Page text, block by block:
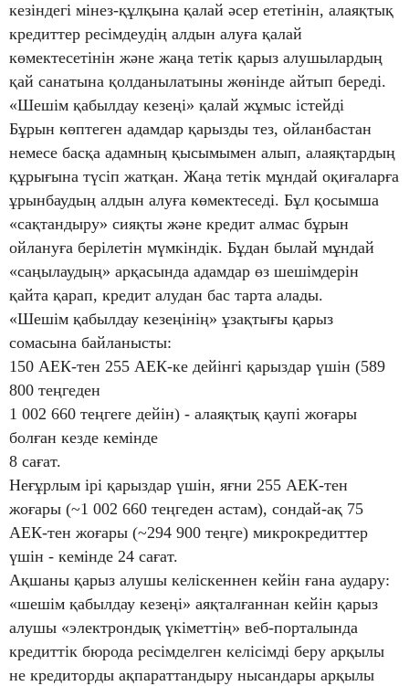
кезіндегі мінез-құлқына қалай әсер ететінін, алаяқтық
кредиттер ресімдеудің алдын алуға қалай
көмектесетінін және жаңа тетік қарыз алушылардың
қай санатына қолданылатыны жөнінде айтып береді.
«Шешім қабылдау кезеңі» қалай жұмыс істейді
Бұрын көптеген адамдар қарызды тез, ойланбастан
немесе басқа адамның қысымымен алып, алаяқтардың
құрығына түсіп жатқан. Жаңа тетік мұндай оқиғаларға
ұрынбаудың алдын алуға көмектеседі. Бұл қосымша
«сақтандыру» сияқты және кредит алмас бұрын
ойлануға берілетін мүмкіндік. Бұдан былай мұндай
«саңылаудың» арқасында адамдар өз шешімдерін
қайта қарап, кредит алудан бас тарта алады.
«Шешім қабылдау кезеңінің» ұзақтығы қарыз
сомасына байланысты:
150 АЕК-тен 255 АЕК-ке дейінгі қарыздар үшін (589
800 теңгеден
1 002 660 теңгеге дейін) - алаяқтық қаупі жоғары
болған кезде кемінде
8 сағат.
Неғұрлым ірі қарыздар үшін, яғни 255 АЕК-тен
жоғары (~1 002 660 теңгеден астам), сондай-ақ 75
АЕК-тен жоғары (~294 900 теңге) микрокредиттер
үшін - кемінде 24 сағат.
Ақшаны қарыз алушы келіскеннен кейін ғана аудару:
«шешім қабылдау кезеңі» аяқталғаннан кейін қарыз
алушы «электрондық үкіметтің» веб-порталында
кредиттік бюрода ресімделген келісімді беру арқылы
не кредиторды ақпараттандыру нысандары арқылы